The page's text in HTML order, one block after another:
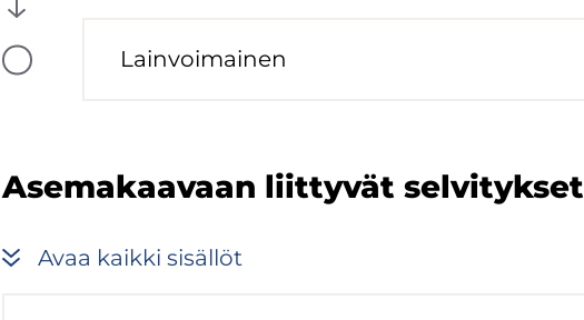
Lain­voi­mai­nen
(computed)
Ase­ma­kaa­vaan liit­ty­vät sel­vi­tyk­set
Avaa kaik­ki si­säl­löt